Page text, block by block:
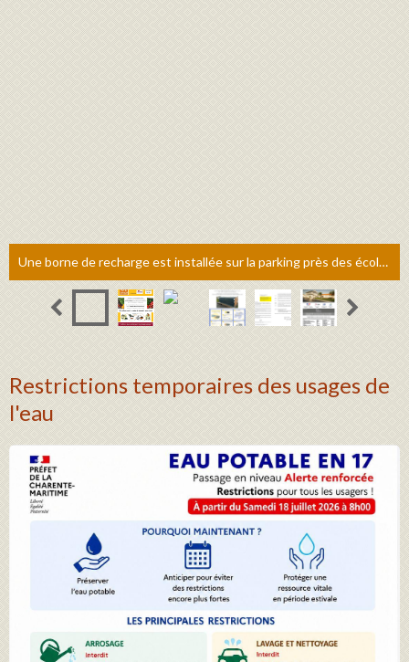
Une borne de recharge est installée sur la parking près des écoles, derrière la salle des fêtes. (image libre de droits, non contractuelle)
Restrictions temporaires des usages de
l'eau